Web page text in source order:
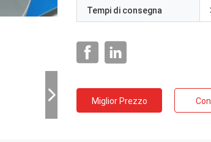
Tempi di consegna
Miglior Prezzo